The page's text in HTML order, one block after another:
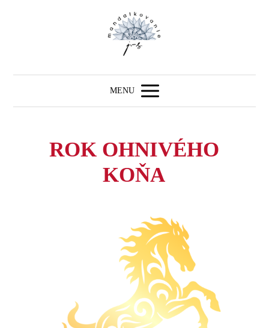
MENU
ROK OHNIVÉHO
KOŇA